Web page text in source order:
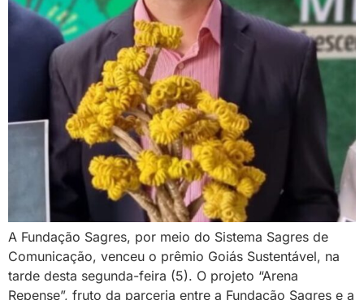
A Fundação Sagres, por meio do Sistema Sagres de
Comunicação, venceu o prêmio Goiás Sustentável, na
tarde desta segunda-feira (5). O projeto “Arena
Repense”, fruto da parceria entre a Fundação Sagres e a